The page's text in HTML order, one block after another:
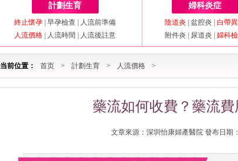
計劃生育
終止懷孕 早孕檢查
人流前準備
人流價格
人流時間 人流後註意
婦科炎症
陰道炎 盆腔炎
白帶
附件炎
尿道炎 婦科
当前位置： 首页 > 計劃生育 > 人流價格 >
藥流如何收費？藥流
文章來源：深圳怡康婦產醫院 發布日期